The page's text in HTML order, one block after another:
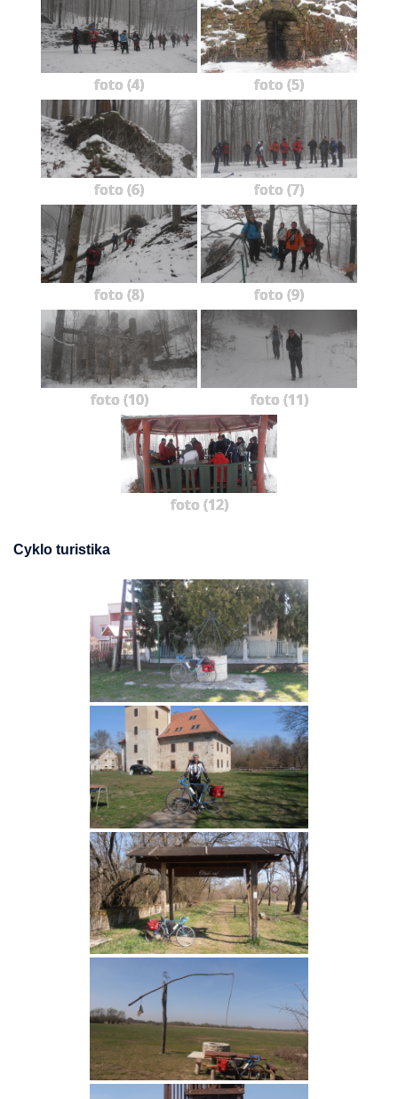
foto (4) foto (5)
foto (6) foto (7)
foto (8) foto (9)
foto (10) foto (11)
foto (12)
Cyklo turistika